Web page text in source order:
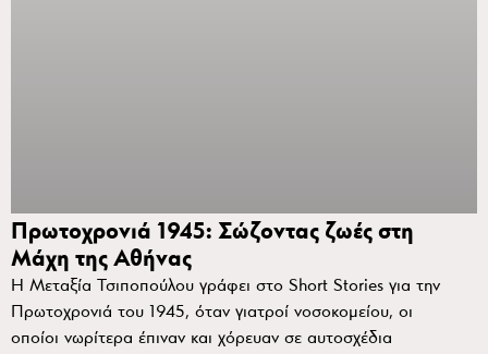
Πρωτοχρονιά 1945: Σώζοντας ζωές στη
Μάχη της Αθήνας
Η Μεταξία Τσιποπούλου γράφει στο Short Stories για την
Πρωτοχρονιά του 1945, όταν γιατροί νοσοκομείου, οι
οποίοι νωρίτερα έπιναν και χόρευαν σε αυτοσχέδια